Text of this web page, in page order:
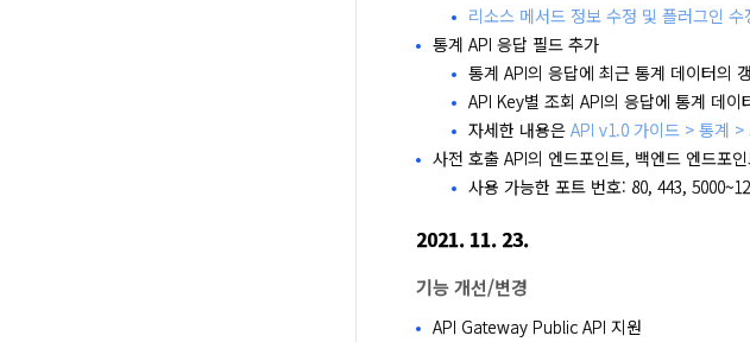
리소스 메서드 정보 수정 및 플러그인
통계 API 응답 필드 추가
통계 API의 응답에 최근 통계 데이터의
API Key별 조회 API의 응답에 통계 데
자세한 내용은 API v1.0 가이드 > 통계
사전 호출 API의 엔드포인트, 백엔드 엔드포
사용 가능한 포트 번호: 80, 443,
2021. 11. 23.
기능 개선/변경
API Gateway Public API 지원